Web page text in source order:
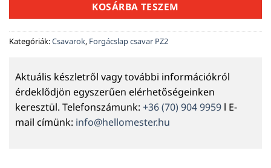
KOSÁRBA TESZEM
Kategóriák:Csavarok, Forgácslap csavar PZ2
Aktuális készletről vagy további információkról
érdeklődjön egyszerűen elérhetőségeinken
keresztül. Telefonszámunk: +36 (70) 904 9959 l E-
mail címünk: info@hellomester.hu